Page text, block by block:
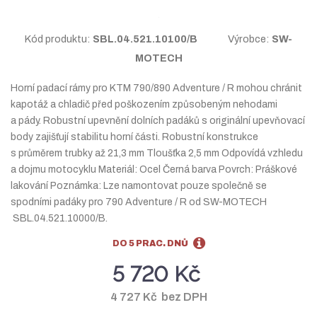
Kód produktu: SBL.04.521.10100/B Výrobce: SW-
MOTECH
Horní padací rámy pro KTM 790/890 Adventure / R mohou chránit
kapotáž a chladič před poškozením způsobeným nehodami
a pády. Robustní upevnění dolních padáků s originální upevňovací
body zajišťují stabilitu horní části. Robustní konstrukce
s průměrem trubky až 21,3 mm Tloušťka 2,5 mm Odpovídá vzhledu
a dojmu motocyklu Materiál: Ocel Černá barva Povrch: Práškové
lakování Poznámka: Lze namontovat pouze společně se
spodními padáky pro 790 Adventure / R od SW-MOTECH
SBL.04.521.10000/B.
5 720 Kč
4 727 Kč bez DPH
DO 5 PRAC. DNŮ